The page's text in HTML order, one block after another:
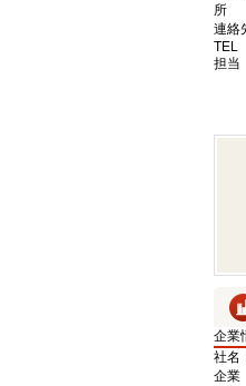
所
連絡
TEL
担当
企業
社名
企業